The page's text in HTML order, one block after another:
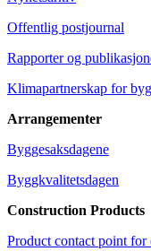
Offentlig postjournal
Rapporter og
Klimapartnerskap for
Arrangementer
Byggesaksdagene
Byggkvalitetsdagen
Construction Products
Product contact point for